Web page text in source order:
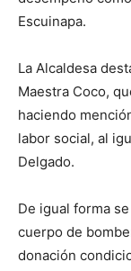
Escuinapa.
La Alcaldesa
Maestra Coco,
haciendo
labor social, al
Delgado.
De igual forma
cuerpo de
donación